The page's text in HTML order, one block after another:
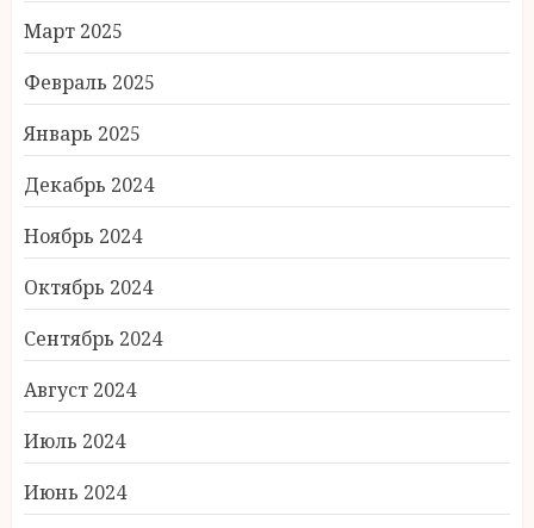
Март 2025
Февраль 2025
Январь 2025
Декабрь 2024
Ноябрь 2024
Октябрь 2024
Сентябрь 2024
Август 2024
Июль 2024
Июнь 2024